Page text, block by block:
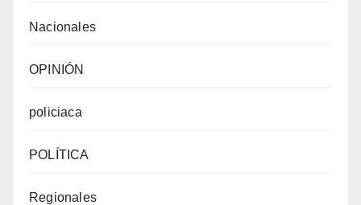
Nacionales
OPINIÓN
policiaca
POLÍTICA
Regionales